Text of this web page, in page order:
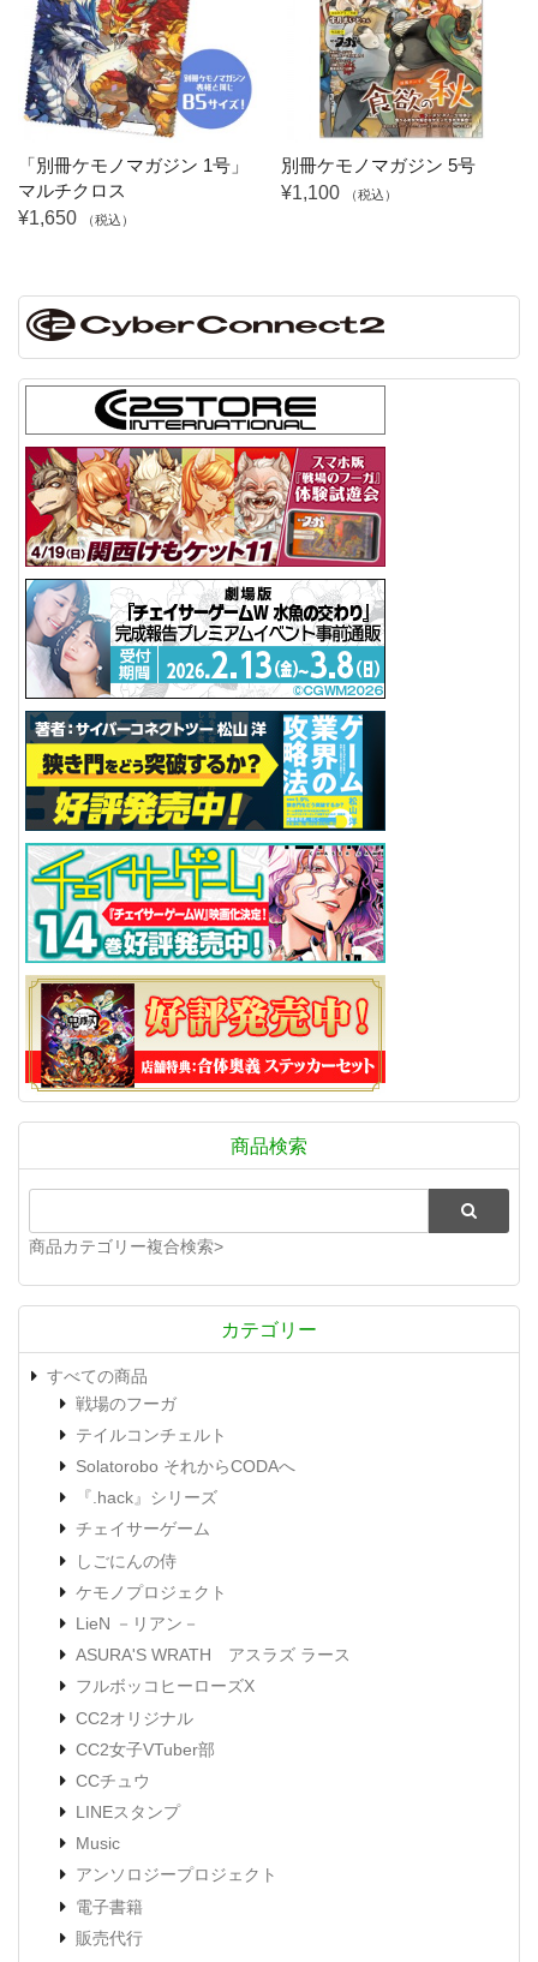
「別冊ケモノマガジン 1号」
マルチクロス
¥1,650
（税込）
別冊ケモノマガジン 5号
¥1,100
（税込）
商品検索
商品カテゴリー複合検索>
カテゴリー
すべての商品
戦場のフーガ
テイルコンチェルト
Solatorobo それからCODAへ
『.hack』シリーズ
チェイサーゲーム
しごにんの侍
ケモノプロジェクト
LieN －リアン－
ASURA'S WRATH アスラズ ラース
フルボッコヒーローズX
CC2オリジナル
CC2女子VTuber部
CCチュウ
LINEスタンプ
Music
アンソロジープロジェクト
電子書籍
販売代行